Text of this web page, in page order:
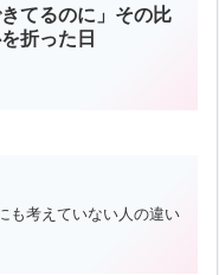
きてるのに」その比
折った日
も考えていない人の違い